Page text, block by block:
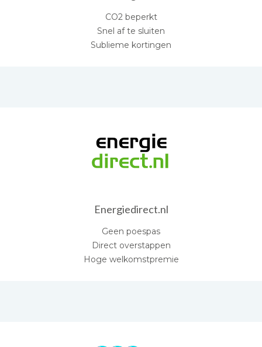
CO2 beperkt
Snel af te sluiten
Sublieme kortingen
Energiedirect.nl
Geen poespas
Direct overstappen
Hoge welkomstpremie